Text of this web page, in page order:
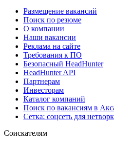
Размещение вакансий
Поиск по резюме
О компании
Наши вакансии
Реклама на сайте
Требования к ПО
Безопасный HeadHunter
HeadHunter API
Партнерам
Инвесторам
Каталог компаний
Поиск по вакансиям в
Сетка: соцсеть для
Соискателям